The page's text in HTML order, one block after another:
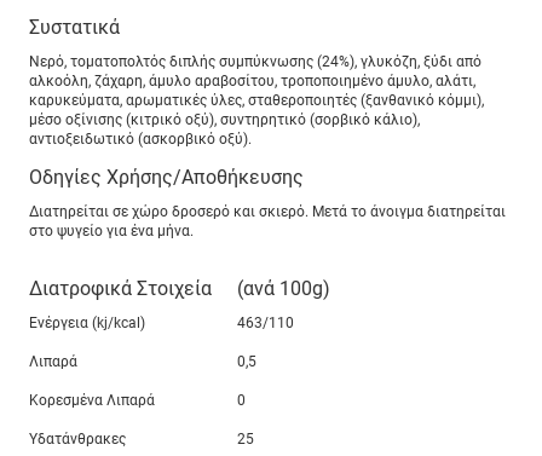
Συστατικά
Νερό, τοματοπολτός διπλής συμπύκνωσης (24%), γλυκόζη, ξύδι από
αλκοόλη, ζάχαρη, άμυλο αραβοσίτου, τροποποιημένο άμυλο, αλάτι,
καρυκεύματα, αρωματικές ύλες, σταθεροποιητές (ξανθανικό κόμμι),
μέσο οξίνισης (κιτρικό οξύ), συντηρητικό (σορβικό κάλιο),
αντιοξειδωτικό (ασκορβικό οξύ).
Οδηγίες Χρήσης/Αποθήκευσης
Διατηρείται σε χώρο δροσερό και σκιερό. Μετά το άνοιγμα διατηρείται
στο ψυγείο για ένα μήνα.
Διατροφικά Στοιχεία (ανά 100g)
Ενέργεια (kj/kcal) 463/110
Λιπαρά 0,5
Κορεσμένα Λιπαρά 0
Υδατάνθρακες 25